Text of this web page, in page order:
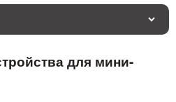
для мини-